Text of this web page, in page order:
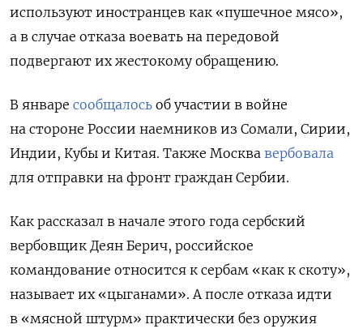
используют иностранцев как «пушечное мясо»,
а в случае отказа воевать на передовой
подвергают их жестокому обращению.
В январе сообщалось об участии в войне
на стороне России наемников из Сомали, Сирии,
Индии, Кубы и Китая. Также Москва вербовала
для отправки на фронт граждан Сербии.
Как рассказал в начале этого года сербский
вербовщик Деян Берич, российское
командование относится к сербам «как к скоту»,
называет их «цыганами». А после отказа идти
в «мясной штурм» практически без оружия